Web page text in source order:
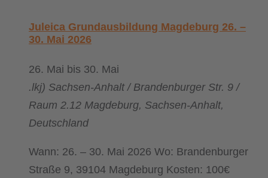
Juleica Grundausbildung Magdeburg 26. –
30. Mai 2026
26. Mai bis 30. Mai
.lkj) Sachsen-Anhalt / Brandenburger Str. 9 /
Raum 2.12 Magdeburg, Sachsen-Anhalt,
Deutschland
Wann: 26. – 30. Mai 2026 Wo: Brandenburger
Straße 9, 39104 Magdeburg Kosten: 100€